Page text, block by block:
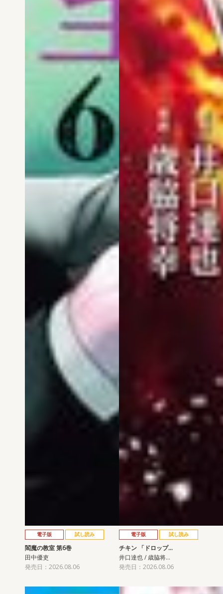
電子版 試し読み
閻魔の教室 第6巻
田中優吏
発売日：2026.08.06
電子版 試し読み
チキン 「ドロップ…
井口達也 / 歳脇将…
発売日：2026.08.06